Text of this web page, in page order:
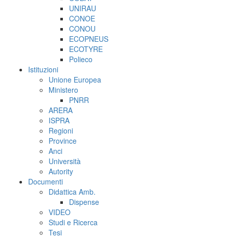
UNIRAU
CONOE
CONOU
ECOPNEUS
ECOTYRE
Polieco
Istituzioni
Unione Europea
Ministero
PNRR
ARERA
ISPRA
Regioni
Province
Anci
Università
Autority
Documenti
Didattica Amb.
Dispense
VIDEO
Studi e Ricerca
Tesi